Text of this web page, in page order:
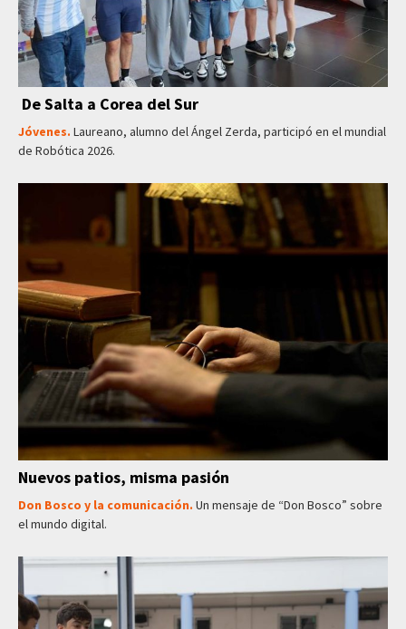
De Salta a Corea del Sur
Jóvenes. Laureano, alumno del Ángel Zerda, participó en el mundial
de Robótica 2026.
Nuevos patios, misma pasión
Don Bosco y la comunicación. Un mensaje de “Don Bosco” sobre
el mundo digital.